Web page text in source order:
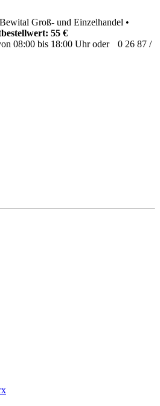
Groß- und Einzelhandel •
55 €
08:00 bis 18:00 Uhr oder
0 26 87 /